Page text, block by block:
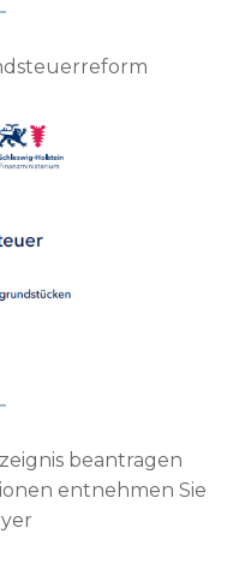
beantragen
entnehmen Sie